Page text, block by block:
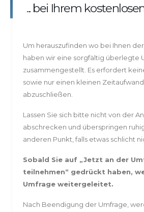
... bei Ihrem
Um herauszufinden wo bei Ihnen
haben wir eine sorgfältig überlegte
zusammengestellt. Es erfordert
sowie nur einen kleinen
abzuschließen.
Lassen Sie sich bitte nicht von der
abschrecken und überspringen
anderen Punkt, falls etwas schlicht
Sobald Sie auf „Jetzt an der
teilnehmen“ gedrückt haben,
Umfrage weitergeleitet.
Nach Beendigung der Umfrage,